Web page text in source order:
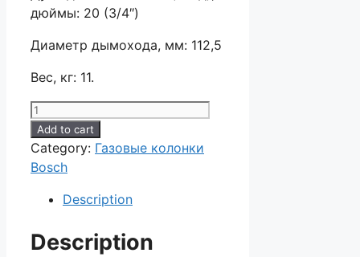
дюймы: 20 (3/4″)
Диаметр дымохода, мм: 112,5
Вес, кг: 11.
Газовая
колонка
Bosch
WR
Add to cart
Category: Газовые колонки
Bosch
Description
Description